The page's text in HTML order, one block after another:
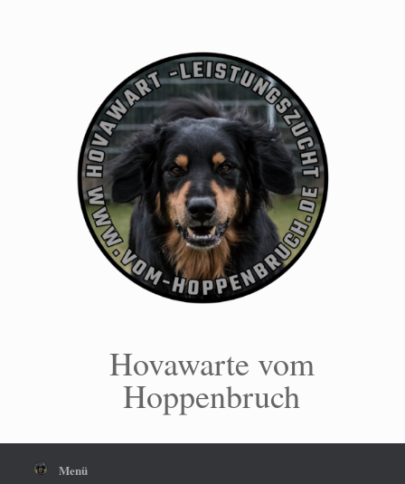
Hovawarte vom
Hoppenbruch
Menü